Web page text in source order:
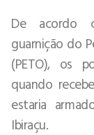
De acordo
guarnição do
(PETO), os
quando
estaria
Ibiraçu.